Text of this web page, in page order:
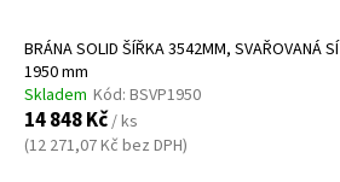
BRÁNA SOLID ŠÍŘKA 3542MM, SVAŘOVANÁ
1950 mm
Skladem Kód: BSVP1950
14 848 Kč/ ks
(12 271,07 Kč bez DPH)